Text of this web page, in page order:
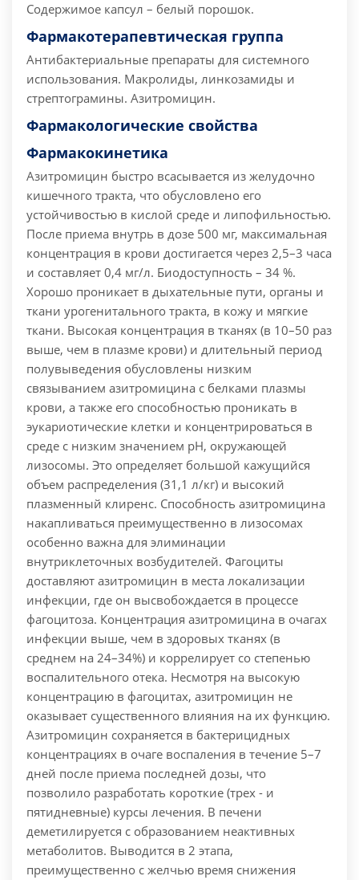
Содержимое капсул – белый порошок.
Фармакотерапевтическая группа
Антибактериальные препараты для системного
использования. Макролиды, линкозамиды и
стрептограмины. Азитромицин.
Фармакологические свойства
Фармакокинетика
Азитромицин быстро всасывается из желудочно
кишечного тракта, что обусловлено его
устойчивостью в кислой среде и липофильностью.
После приема внутрь в дозе 500 мг, максимальная
концентрация в крови достигается через 2,5–3 часа
и составляет 0,4 мг/л. Биодоступность – 34 %.
Хорошо проникает в дыхательные пути, органы и
ткани урогенитального тракта, в кожу и мягкие
ткани. Высокая концентрация в тканях (в 10–50 раз
выше, чем в плазме крови) и длительный период
полувыведения обусловлены низким
связыванием азитромицина с белками плазмы
крови, а также его способностью проникать в
эукариотические клетки и концентрироваться в
среде с низким значением pH, окружающей
лизосомы. Это определяет большой кажущийся
объем распределения (31,1 л/кг) и высокий
плазменный клиренс. Способность азитромицина
накапливаться преимущественно в лизосомах
особенно важна для элиминации
внутриклеточных возбудителей. Фагоциты
доставляют азитромицин в места локализации
инфекции, где он высвобождается в процессе
фагоцитоза. Концентрация азитромицина в очагах
инфекции выше, чем в здоровых тканях (в
среднем на 24–34%) и коррелирует со степенью
воспалительного отека. Несмотря на высокую
концентрацию в фагоцитах, азитромицин не
оказывает существенного влияния на их функцию.
Азитромицин сохраняется в бактерицидных
концентрациях в очаге воспаления в течение 5–7
дней после приема последней дозы, что
позволило разработать короткие (трех - и
пятидневные) курсы лечения. В печени
деметилируется с образованием неактивных
метаболитов. Выводится в 2 этапа,
преимущественно с желчью время снижения